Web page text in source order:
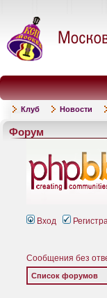
Клуб Новости
Форум
Вход
Сообщения без
Список форумов